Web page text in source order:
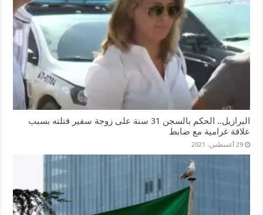
البرازيل.. الحكم بالسجن 31 سنة على زوجة سفير قتلته بسبب
علاقة غرامية مع ضابط
29 أغسطس، 2021